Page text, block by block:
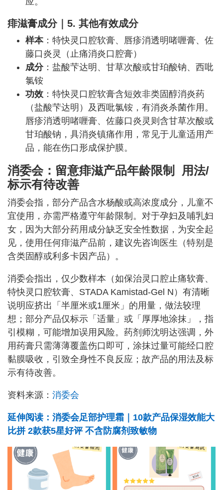
痱滋膏成分｜ 5. 其他有效成分
样本：特快灵口腔软膏、唇疹消透明啫喱膏、佐
藤口炎灵（止痛消炎口腔膏）
成分：盐酸芐达明、甘草次酸或甘珀酸钠、西吡
氯铵
功效 ：特快灵口腔软膏含短效非类固醇消炎药
（盐酸芐达明）及西吡氯铵，有消炎杀菌作用。
唇疹消透明啫喱膏、佐藤口炎灵则含甘草次酸或
甘珀酸钠，具消炎镇痛作用，常见于儿童适用产
品，能在伤口形成保护膜。
消委会：留意痱滋产品年龄限制 用法/
标示有待改善
消委会指，部分产品含水杨酸或高浓度成分，儿童不
宜使用，亦需严格遵守年龄限制。对于孕妇及哺乳妇
女，因为大部分药用成分缺乏安全性数据，为安全起
见，使用任何痱滋产品前，建议先咨询医生（特别是
含类固醇或利多卡因产品）。
消委会指出，仅少数样本（如保治灵口腔止痛软膏、
特快灵口腔软膏、STADA Kamistad-Gel N）有清晰
说明应挤出「半厘米或1厘米」的用量，做法较理
想；部分产品仅标示「适量」或「厚厚地涂抹」，指
引模糊，可能增加误用风险。药剂师沈明达强调，外
用药膏只需薄薄覆盖伤口即可，涂抹过量可能经口腔
黏膜吸收，引致全身性不良反应；故产品的用法及标
示有待改善。
资料来源： 消委会
延伸阅读：消委会足部护理霜｜10款产品保湿效能大
比拼 2款获5星好评 不含防腐剂致敏物